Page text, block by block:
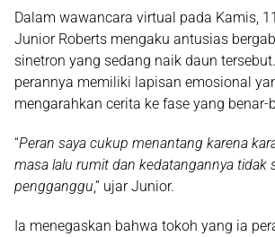
Dalam wawancara virtual pada Kamis,
Junior Roberts mengaku antusias
sinetron yang sedang naik daun
perannya memiliki lapisan emosional
mengarahkan cerita ke fase yang benar-
“Peran saya cukup menantang karena
masa lalu rumit dan kedatangannya tidak
pengganggu,” ujar Junior.
Ia menegaskan bahwa tokoh yang ia